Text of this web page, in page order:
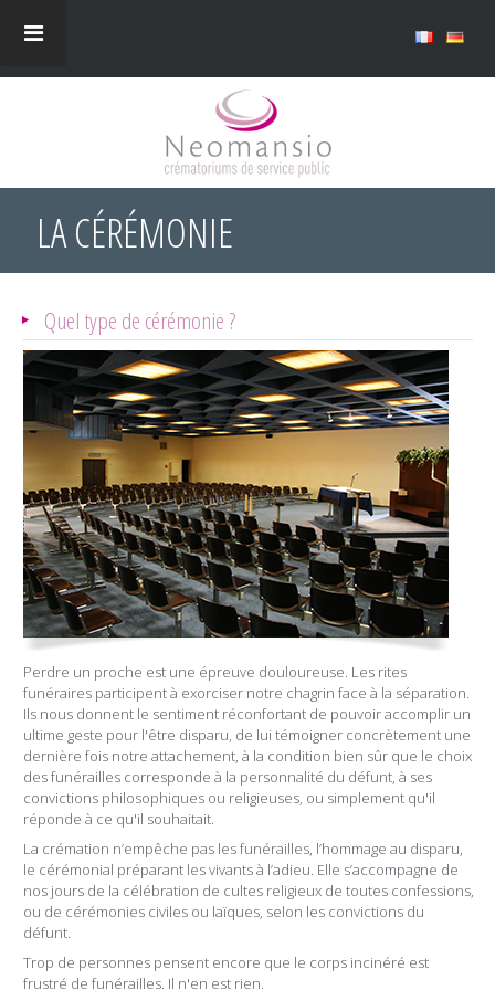
LA CÉRÉMONIE
Quel type de cérémonie ?
Perdre un proche est une épreuve douloureuse. Les rites
funéraires participent à exorciser notre chagrin face à la séparation.
Ils nous donnent le sentiment réconfortant de pouvoir accomplir un
ultime geste pour l'être disparu, de lui témoigner concrètement une
dernière fois notre attachement, à la condition bien sûr que le choix
des funérailles corresponde à la personnalité du défunt, à ses
convictions philosophiques ou religieuses, ou simplement qu'il
réponde à ce qu'il souhaitait.
La crémation n’empêche pas les funérailles, l’hommage au disparu,
le cérémonial préparant les vivants à l’adieu. Elle s’accompagne de
nos jours de la célébration de cultes religieux de toutes confessions,
ou de cérémonies civiles ou laïques, selon les convictions du
défunt.
Trop de personnes pensent encore que le corps incinéré est
frustré de funérailles. Il n'en est rien.